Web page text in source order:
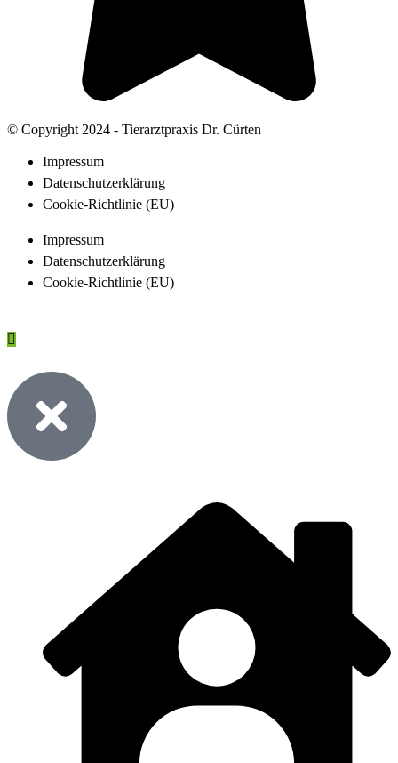
© Copyright 2024 - Tierarztpraxis Dr. Cürten
Impressum
Datenschutzerklärung
Cookie-Richtlinie (EU)
Impressum
Datenschutzerklärung
Cookie-Richtlinie (EU)